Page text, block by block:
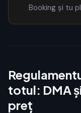
Booking și tu
totul: DMA
preț